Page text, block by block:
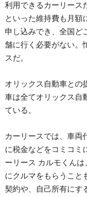
利用できるカーリース
といった維持費も月額
申し込みでき、全国ど
舗に行く必要がない。
スだ。
オリックス自動車との
車は全てオリックス自
ている。
カーリースでは、車両
に税金などをコミコミ
ーリース カルモくん
にクルマをもらうこと
契約や、自己所有にす